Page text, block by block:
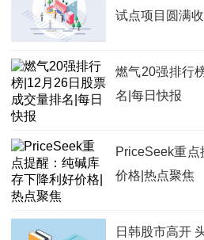
试点项目圆满
燃气20强排行
名|每日快报
PriceSeek重
价格|热点聚焦
日韩股市高开